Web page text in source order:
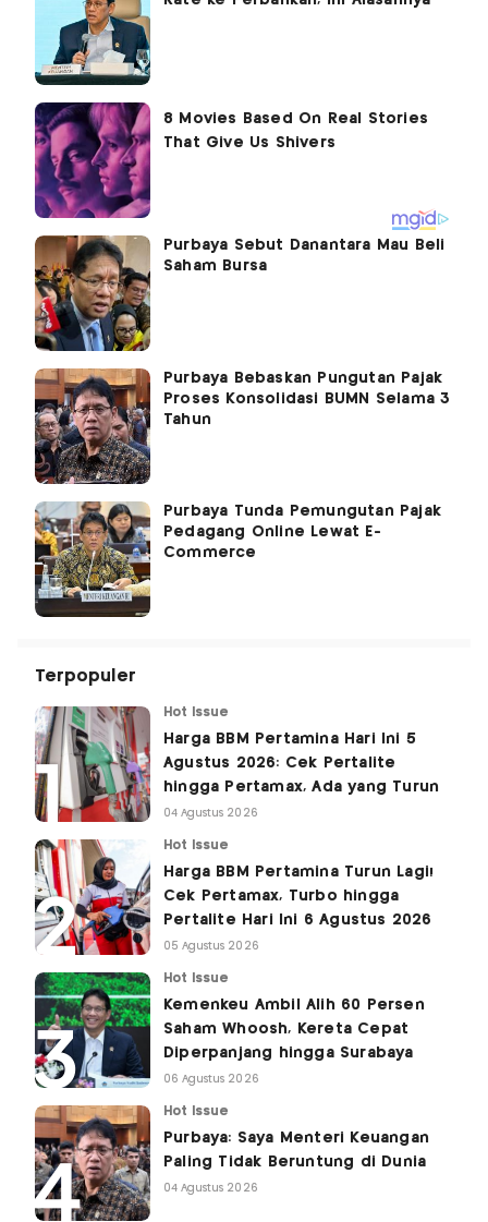
Purbaya Sebut Danantara Mau Beli
Saham Bursa
Purbaya Bebaskan Pungutan Pajak
Proses Konsolidasi BUMN Selama 3
Tahun
Purbaya Tunda Pemungutan Pajak
Pedagang Online Lewat E-
Commerce
Terpopuler
Hot Issue
Harga BBM Pertamina Hari Ini 5
Agustus 2026: Cek Pertalite
hingga Pertamax, Ada yang Turun
04 Agustus 2026
Hot Issue
Harga BBM Pertamina Turun Lagi!
Cek Pertamax, Turbo hingga
Pertalite Hari Ini 6 Agustus 2026
05 Agustus 2026
Hot Issue
Kemenkeu Ambil Alih 60 Persen
Saham Whoosh, Kereta Cepat
Diperpanjang hingga Surabaya
06 Agustus 2026
Hot Issue
Purbaya: Saya Menteri Keuangan
Paling Tidak Beruntung di Dunia
04 Agustus 2026